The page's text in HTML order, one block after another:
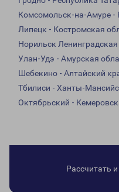
Комсомольск-на-Амуре -
Липецк - Костромская
Норильск
Улан-Удэ - Амурская
Шебекино - Алтайский
Тбилиси - Ханты-
Октябрьский -
Рассчитать